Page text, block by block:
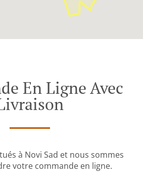
En Ligne Avec
à Novi Sad et nous sommes
votre commande en ligne.